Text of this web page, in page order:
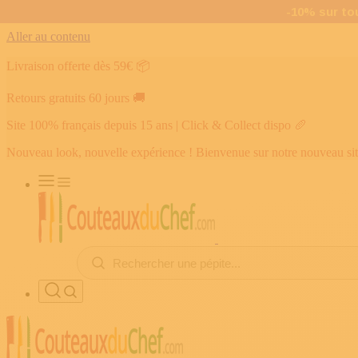
Aller au contenu
Livraison offerte dès 59€ 📦
Retours gratuits 60 jours 🚚
Site 100% français depuis 15 ans | Click & Collect dispo 🥖
Nouveau look, nouvelle expérience ! Bienvenue sur notre nouveau